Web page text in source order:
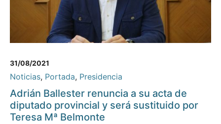
31/08/2021
Noticias, Portada, Presidencia
Adrián Ballester renuncia a su acta de
diputado provincial y será sustituido por
Teresa Mª Belmonte